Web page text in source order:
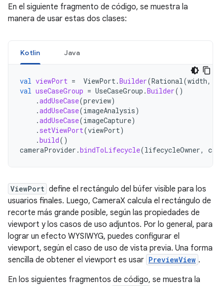
En el siguiente fragmento de código, se muestra la
manera de usar estas dos clases:
Kotlin Java
val viewPort = ViewPort.Builder(Rational(width,
val useCaseGroup = UseCaseGroup .Builder()
.addUseCase(preview)
.addUseCase(imageAnalysis)
.addUseCase(imageCapture)
. setViewPort(viewPort)
.build()
cameraProvider .bindToLifecycle(lifecycleOwner,
ViewPort define el rectángulo del búfer visible para los
usuarios finales. Luego, CameraX calcula el rectángulo de
recorte más grande posible, según las propiedades de
viewport y los casos de uso adjuntos. Por lo general, para
lograr un efecto WYSIWYG, puedes configurar el
viewport, según el caso de uso de vista previa. Una forma
sencilla de obtener el viewport es usar PreviewView .
En los siguientes fragmentos de código, se muestra la